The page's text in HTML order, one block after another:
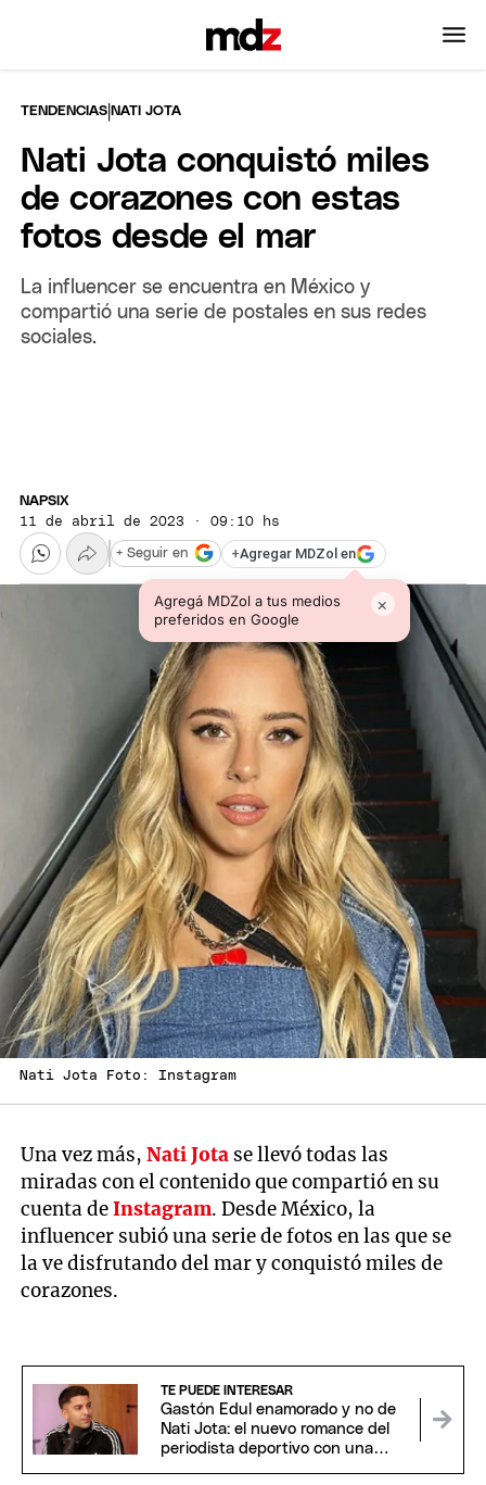
TENDENCIAS |NATI JOTA
Nati Jota conquistó miles
de corazones con estas
fotos desde el mar
La influencer se encuentra en México y
compartió una serie de postales en sus redes
sociales.
NAPSIX
11 de abril de 2023 · 09:10 hs
+Agregar MDZol en
Agregá MDZol a tus medios
preferidos en Google
×
+ Seguir en
Nati Jota Foto: Instagram
Una vez más,Nati Jota se llevó todas las
miradas con el contenido que compartió en su
cuenta deInstagram. Desde México, la
influencer subió una serie de fotos en las que se
la ve disfrutando del mar y conquistó miles de
corazones.
TE PUEDE INTERESAR
Gastón Edul enamorado y no de
Nati Jota: el nuevo romance del
periodista deportivo con una